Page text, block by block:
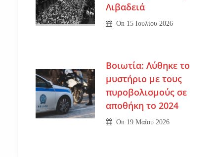
Λιβαδειά
On 15 Ιουλίου 2026
Βοιωτία: Λύθηκε το
μυστήριο με τους
πυροβολισμούς σε
αποθήκη το 2024
On 19 Μαΐου 2026